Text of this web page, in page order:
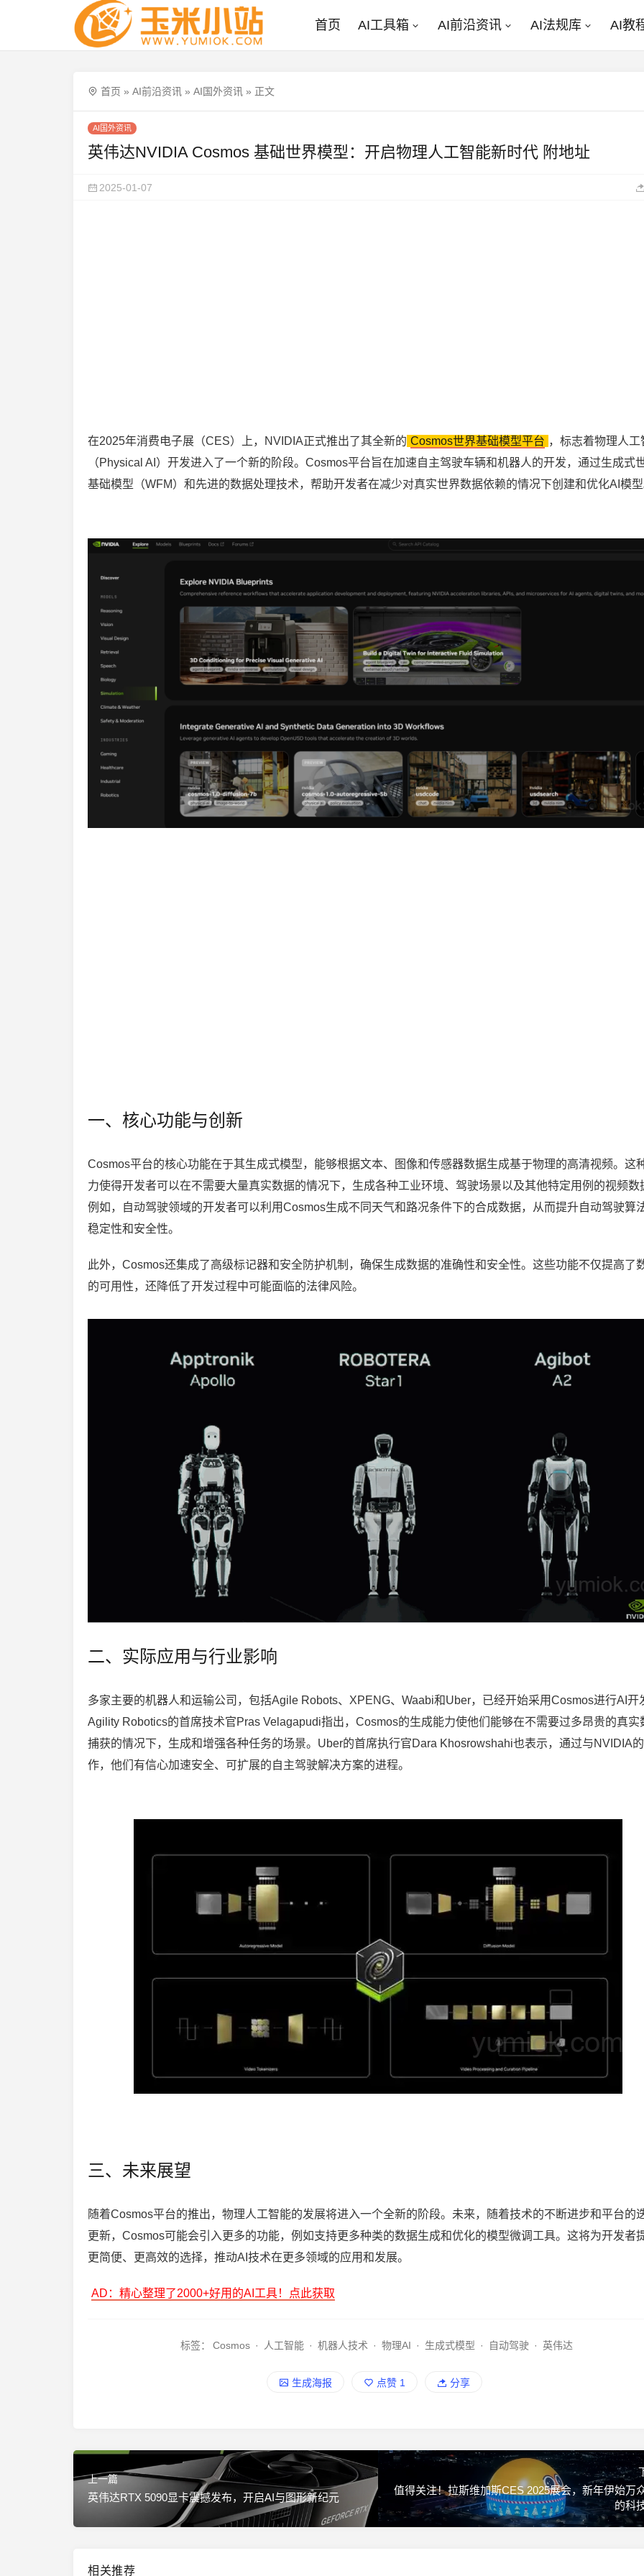
首页 AI工具箱 AI前沿资讯 AI法规库 AI教
首页 » AI前沿资讯 » AI国外资讯 » 正文
AI国外资讯
英伟达NVIDIA Cosmos 基础世界模型：开启物理人工智能新时代 附地址
2025-01-07
在2025年消费电子展（CES）上，NVIDIA正式推出了其全新的 Cosmos世界基础模型平台 ，标志着物理人工
（Physical AI）开发进入了一个新的阶段。Cosmos平台旨在加速自主驾驶车辆和机器人的开发，通过生成式
基础模型（WFM）和先进的数据处理技术，帮助开发者在减少对真实世界数据依赖的情况下创建和优化AI模型
一、核心功能与创新
Cosmos平台的核心功能在于其生成式模型，能够根据文本、图像和传感器数据生成基于物理的高清视频。这
力使得开发者可以在不需要大量真实数据的情况下，生成各种工业环境、驾驶场景以及其他特定用例的视频数
例如，自动驾驶领域的开发者可以利用Cosmos生成不同天气和路况条件下的合成数据，从而提升自动驾驶算
稳定性和安全性。
此外，Cosmos还集成了高级标记器和安全防护机制，确保生成数据的准确性和安全性。这些功能不仅提高了
的可用性，还降低了开发过程中可能面临的法律风险。
二、实际应用与行业影响
多家主要的机器人和运输公司，包括Agile Robots、XPENG、Waabi和Uber，已经开始采用Cosmos进行AI开
Agility Robotics的首席技术官Pras Velagapudi指出，Cosmos的生成能力使他们能够在不需要过多昂贵的真实
捕获的情况下，生成和增强各种任务的场景。Uber的首席执行官Dara Khosrowshahi也表示，通过与NVIDIA
作，他们有信心加速安全、可扩展的自主驾驶解决方案的进程。
三、未来展望
随着Cosmos平台的推出，物理人工智能的发展将进入一个全新的阶段。未来，随着技术的不断进步和平台的
更新，Cosmos可能会引入更多的功能，例如支持更多种类的数据生成和优化的模型微调工具。这将为开发者
更简便、更高效的选择，推动AI技术在更多领域的应用和发展。
AD：精心整理了2000+好用的AI工具！点此获取
标签： Cosmos · 人工智能 · 机器人技术 · 物理AI · 生成式模型 · 自动驾驶 · 英伟达
生成海报 点赞 1 分享
上一篇
英伟达RTX 5090显卡震撼发布，开启AI与图形新纪元
值得关注！拉斯维加斯CES 2025展会，新年伊始万
的科
相关推荐